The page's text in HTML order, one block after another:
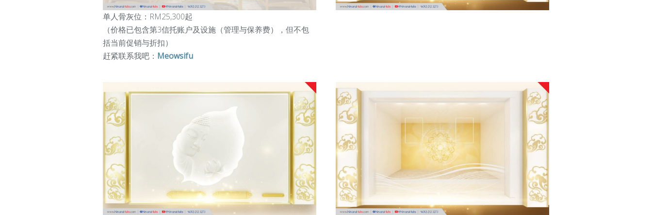
单人骨灰位：RM25,300起
（价格已包含第3信托账户及设施（管理与保养费），但不包
括当前促销与折扣）
赶紧联系我吧： Meowsifu